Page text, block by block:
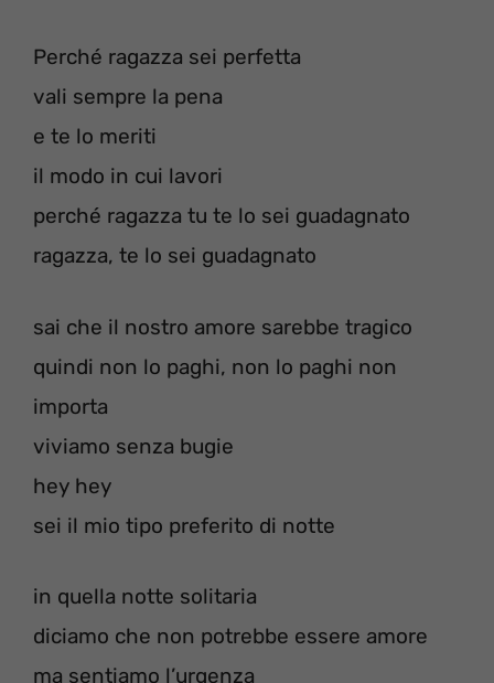
Perché ragazza sei perfetta
vali sempre la pena
e te lo meriti
il modo in cui lavori
perché ragazza tu te lo sei guadagnato
ragazza, te lo sei guadagnato
sai che il nostro amore sarebbe tragico
quindi non lo paghi, non lo paghi non
importa
viviamo senza bugie
hey hey
sei il mio tipo preferito di notte
in quella notte solitaria
diciamo che non potrebbe essere amore
ma sentiamo l’urgenza